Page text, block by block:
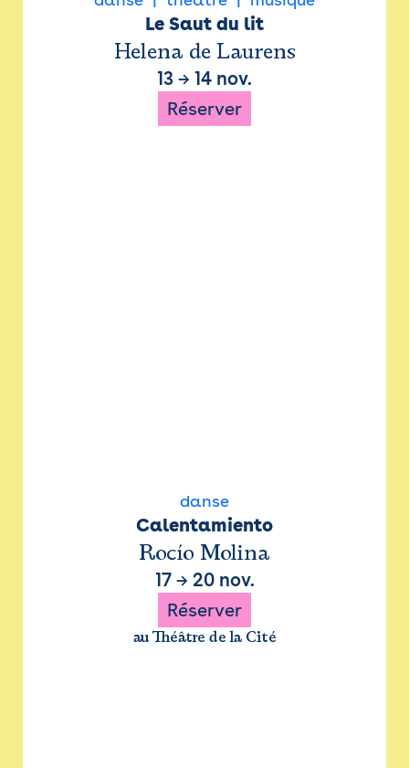
Le Saut du lit
Helena de Laurens
13 → 14 nov.
Réserver
danse
Calentamiento
Rocío Molina
17→ 20 nov.
Réserver
au Théâtre de la Cité